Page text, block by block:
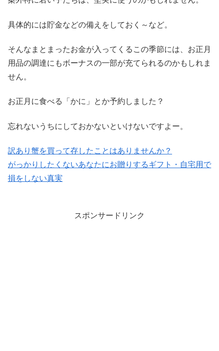
具体的には貯金などの備えをしておく～など。
そんなまとまったお金が入ってくるこの季節には、お正月
用品の調達にもボーナスの一部が充てられるのかもしれま
せん。
お正月に食べる「かに」とか予約しました？
忘れないうちにしておかないといけないですよー。
訳あり蟹を買って存したことはありませんか？
がっかりしたくないあなたにお贈りするギフト・自宅用で
損をしない真実
スポンサードリンク